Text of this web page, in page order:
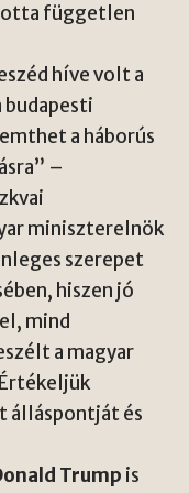
független
híve volt a
budapesti
a háborús
–
miniszterelnök
szerepet
hiszen jó
mind
a magyar
álláspontját és
Trump is